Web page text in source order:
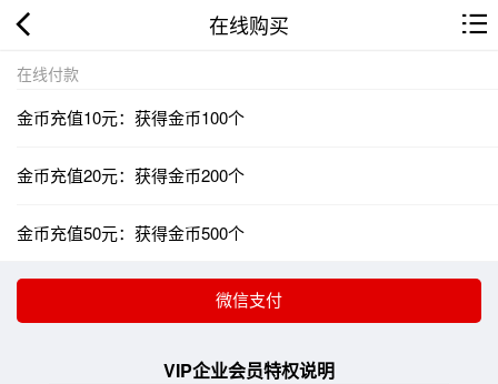
在线购买
在线付款
金币充值10元：获得金币100个
金币充值20元：获得金币200个
金币充值50元：获得金币500个
VIP企业会员特权说明